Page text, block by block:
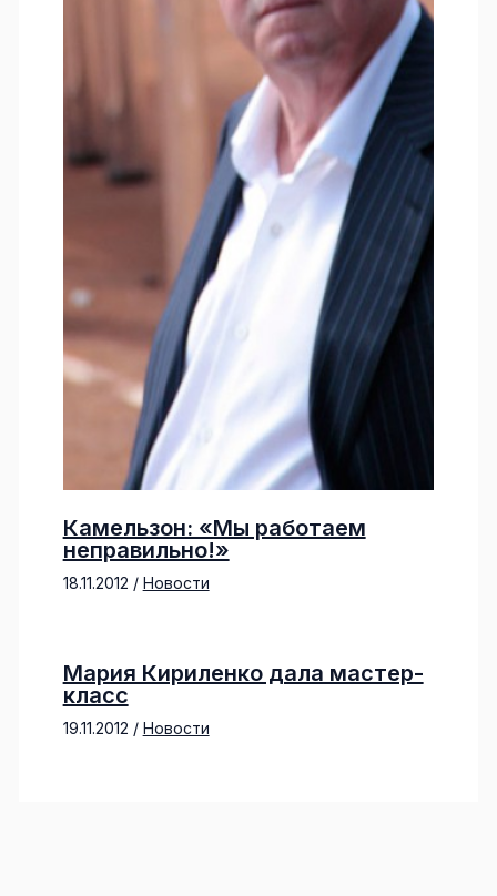
Камельзон: «Мы работаем
неправильно!»
18.11.2012 / Новости
Мария Кириленко дала мастер-
класс
19.11.2012 / Новости